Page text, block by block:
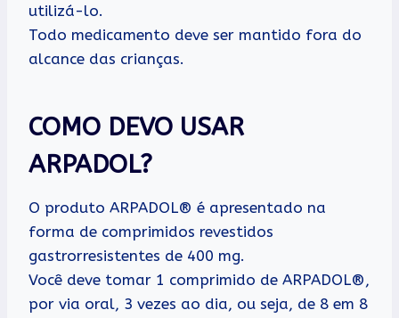
utilizá-lo.
Todo medicamento deve ser mantido fora do
alcance das crianças.
COMO DEVO USAR
ARPADOL?
O produto ARPADOL® é apresentado na
forma de comprimidos revestidos
gastrorresistentes de 400 mg.
Você deve tomar 1 comprimido de ARPADOL®,
por via oral, 3 vezes ao dia, ou seja, de 8 em 8